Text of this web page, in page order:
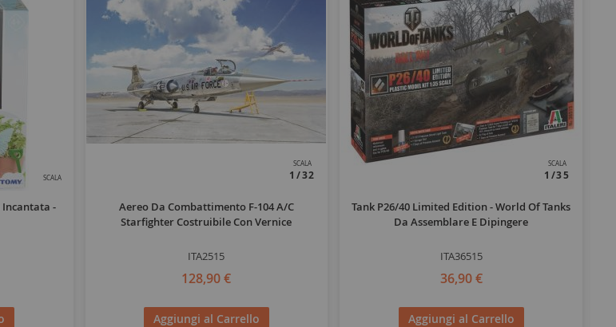
SCALA
Incantata -
SCALA
1/32
Aereo Da Combattimento F-104 A/C
Starfighter Costruibile Con Vernice
ITA2515
128,90 €
Aggiungi al Carrello
SCALA
1/35
Tank P26/40 Limited Edition - World Of Tanks
Da Assemblare E Dipingere
ITA36515
36,90 €
Aggiungi al Carrello